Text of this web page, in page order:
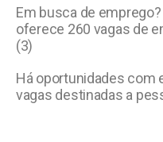
Em busca de
oferece 260 vagas de
(3)
Há oportunidades com
vagas destinadas a